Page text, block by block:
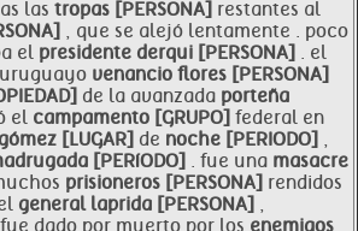
las tropas [PERSONA] restantes al
, que se alejó lentamente . poco
el presidente derqui [PERSONA] . el
uruguayo venancio flores [PERSONA]
de la avanzada porteña
el campamento [GRUPO] federal en
gómez [LUGAR] de noche [PERIODO] ,
[PERíODO] . fue una masacre
prisioneros [PERSONA] rendidos
general laprida [PERSONA] ,
dado por muerto por los enemigos